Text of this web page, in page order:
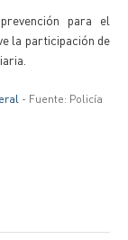
para el
la participación de
- Fuente: Policía